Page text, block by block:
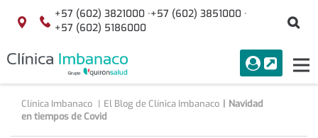
Localización
+57 (602) 3821000 ·+57 (602) 3851000 ·
+57 (602) 5186000
menuAcceso
Buscar
Clínica Imbanaco El Blog de Clínica Imbanaco
Navidad
en tiempos de Covid